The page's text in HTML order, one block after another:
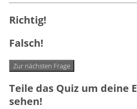
Richtig!
Falsch!
Zur nächsten Frage
Teile das Quiz um deine
sehen!